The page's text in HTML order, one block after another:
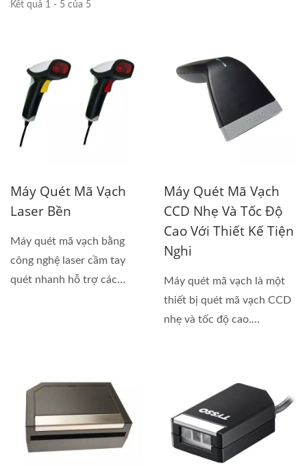
Kết quả 1 - 5 của 5
Máy Quét Mã Vạch
Laser Bền
Máy quét mã vạch bằng
công nghệ laser cầm tay
quét nhanh hỗ trợ các
Máy Quét Mã Vạch
CCD Nhẹ Và Tốc Độ
Cao Với Thiết Kế Tiện
Nghi
Máy quét mã vạch là một
thiết bị quét mã vạch CCD
nhẹ và tốc độ cao....